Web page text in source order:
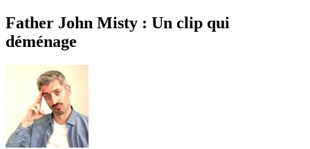
Father John Misty : Un clip qui
déménage